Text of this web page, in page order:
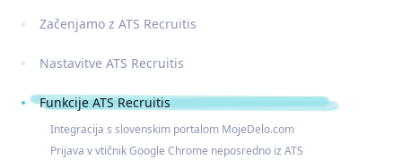
Začenjamo z ATS Recruitis
Nastavitve ATS Recruitis
Funkcije ATS Recruitis
Integracija s slovenskim portalom MojeDelo.com
Prijava v vtičnik Google Chrome neposredno iz ATS